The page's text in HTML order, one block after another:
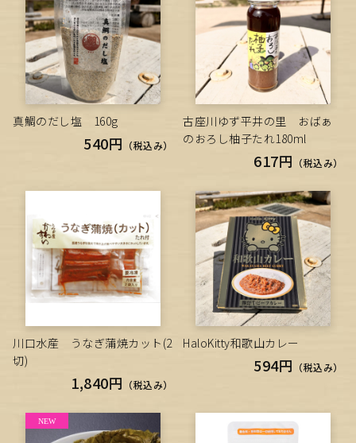
真鯛のだし塩 160g
540円 （税込み）
古座川ゆず平井の里 おばぁ
のおろし柚子たれ180ml
617円 （税込み）
川口水産 うなぎ蒲焼カット(2
切)
1,840円 （税込み）
HaloKitty和歌山カレー
594円 （税込み）